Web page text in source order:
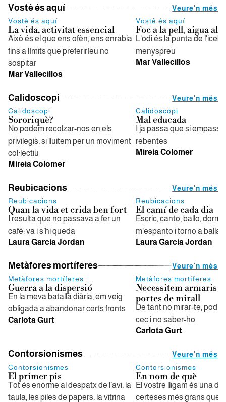
Vostè és aquí
Veure'n més
Vostè és aquí
La vida, activitat essencial
Això és el que ens ofèn, ens enrabia
fins a límits que preferiríeu no
sospitar
Mar Vallecillos
Vostè és aquí
Foc a la pell, aigua
L'odi és la punta de
menyspreu
Mar Vallecillos
Calidoscopi
Veure'n més
Calidoscopi
Sororiquè?
No podem recolzar-nos en els
privilegis, si lluitem per un moviment
col·lectiu
Mireia Colomer
Calidoscopi
Mal educada
I ja passa que si
rebentes
Mireia Colomer
Reubicacions
Veure'n més
Reubicacions
Quan la vida et crida ben fort
I resulta que no passava a fer un
cafè: va i s’hi queda
Laura Garcia Jordan
Reubicacions
El camí de cada dia
Escric, canto, ballo,
m'espanto i torno a ballar
Laura Garcia Jordan
Metàfores mortíferes
Veure'n més
Metàfores mortíferes
Guerra a la dispersió
En la meva batalla diària, em veig
obligada a abandonar certs fronts
Carlota Gurt
Metàfores mortíferes
Necessitem armaris
portes de mirall
De tant no mirar-te,
cec i no saber-ho
Carlota Gurt
Contorsionismes
Veure'n més
Contorsionismes
El primer pis
Tot és enorme al despatx de l’avi, la
taula, les piles de papers, la vitrina
Contorsionismes
En nom de què
El vostre lligam és una de
certeses més grans que